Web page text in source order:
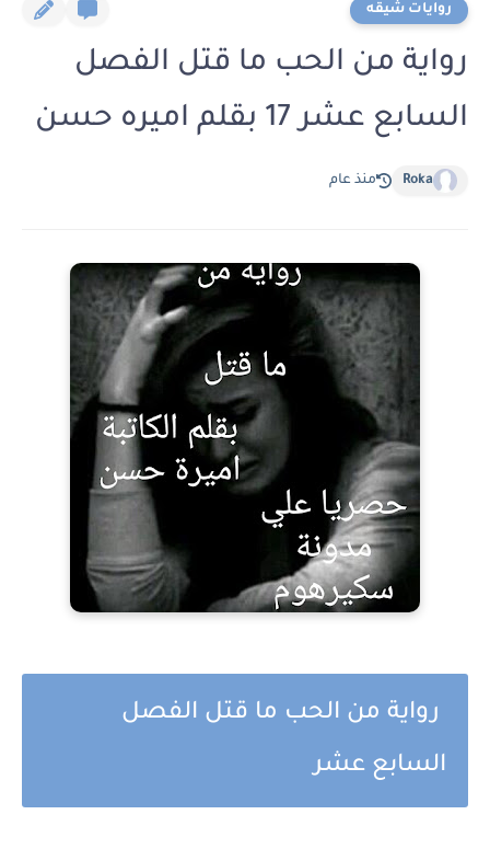
روايات شيقه
رواية من الحب ما قتل الفصل
السابع عشر 17 بقلم اميره حسن
Roka منذ عام
رواية من الحب ما قتل الفصل
السابع عشر